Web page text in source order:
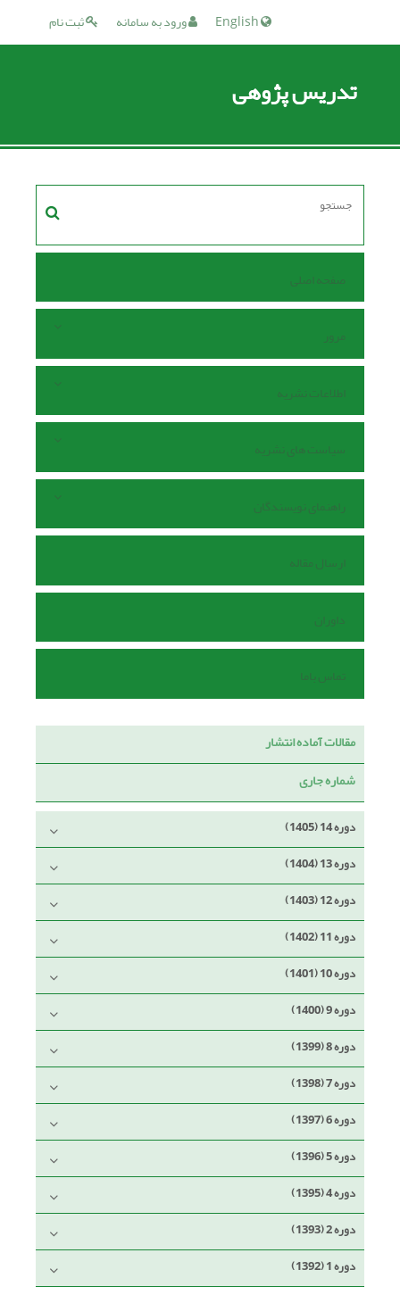
ثبت نام ورود به سامانه
تدریس پژوهی
صفحه اصلی
مرور
اطلاعات نشریه
سیاست های نشریه
راهنمای نویسندگان
ارسال مقاله
داوران
تماس باما
مقالات آماده انتشار
شماره جاری
دوره 14 (1405)
دوره 13 (1404)
دوره 12 (1403)
دوره 11 (1402)
دوره 10 (1401)
دوره 9 (1400)
دوره 8 (1399)
دوره 7 (1398)
دوره 6 (1397)
دوره 5 (1396)
دوره 4 (1395)
دوره 2 (1393)
دوره 1 (1392)